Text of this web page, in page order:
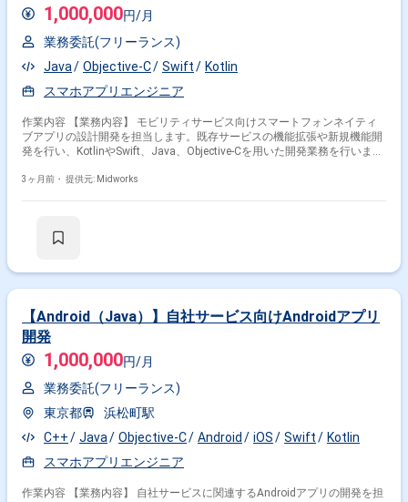
1,000,000円/月
業務委託(フリーランス)
Java
Objective-C Swift
Kotlin
スマホアプリエンジニア
作業内容 【業務内容】 モビリティサービス向けスマートフォンネイティ
ブアプリの設計開発を担当します。既存サービスの機能拡張や新規機能開
発を行い、KotlinやSwift、Java、Objective-Cを用いた開発業務を行いま
計・開発 ・既存機能の改修および新規機能追加 ・アプリ動作検証、デバ
3ヶ月前・ 提供元: Midworks
【Android（Java）】自社サービス向けAndroidアプリ
開発
1,000,000円/月
業務委託(フリーランス)
東京都
浜松町駅
C++
Java Objective-C Android iOS Swift
Kotlin
スマホアプリエンジニア
作業内容 【業務内容】 自社サービスに関連するAndroidアプリの開発を担